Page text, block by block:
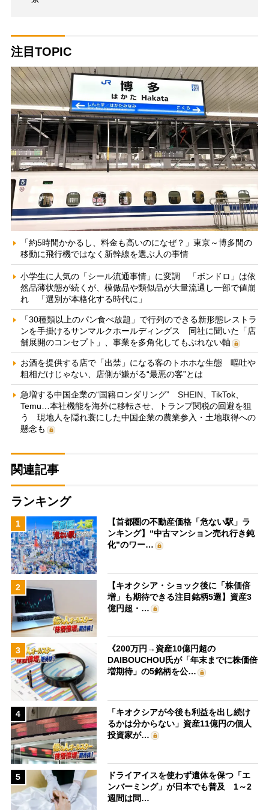
注目TOPIC
「約5時間かかるし、料金も高いのになぜ？」東京～博多間の
移動に飛行機ではなく新幹線を選ぶ人の事情
小学生に人気の「シール流通事情」に変調 「ボンドロ」は依
然品薄状態が続くが、模倣品や類似品が大量流通し一部で値崩
れ 「選別が本格化する時代に」
「30種類以上のパン食べ放題」で行列のできる新形態レストラ
ンを手掛けるサンマルクホールディングス 同社に聞いた「店
舗展開のコンセプト」、事業を多角化してもぶれない軸
お酒を提供する店で「出禁」になる客のトホホな生態 嘔吐や
粗相だけじゃない、店側が嫌がる“最悪の客”とは
急増する中国企業の“国籍ロンダリング” SHEIN、TikTok、
Temu…本社機能を海外に移転させ、トランプ関税の回避を狙
う 現地人を隠れ蓑にした中国企業の農業参入・土地取得への
懸念も
関連記事
ランキング
1
【首都圏の不動産価格「危ない駅」ラ
ンキング】“中古マンション売れ行き鈍
化”のワー…
2
【キオクシア・ショック後に「株価倍
増」も期待できる注目銘柄5選】資産3
億円超・…
3
《200万円→資産10億円超の
DAIBOUCHOU氏が「年末までに株価倍
増期待」の5銘柄を公…
4
「キオクシアが今後も利益を出し続け
るかは分からない」資産11億円の個人
投資家が…
5
ドライアイスを使わず遺体を保つ「エ
ンバーミング」が日本でも普及 1～2
週間は問…